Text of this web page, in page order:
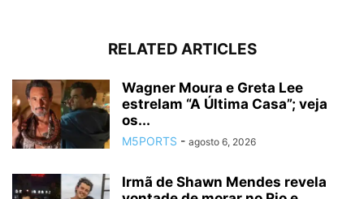
RELATED ARTICLES
Wagner Moura e Greta Lee
estrelam “A Última Casa”; veja
os...
M5PORTS - agosto 6, 2026
Irmã de Shawn Mendes revela